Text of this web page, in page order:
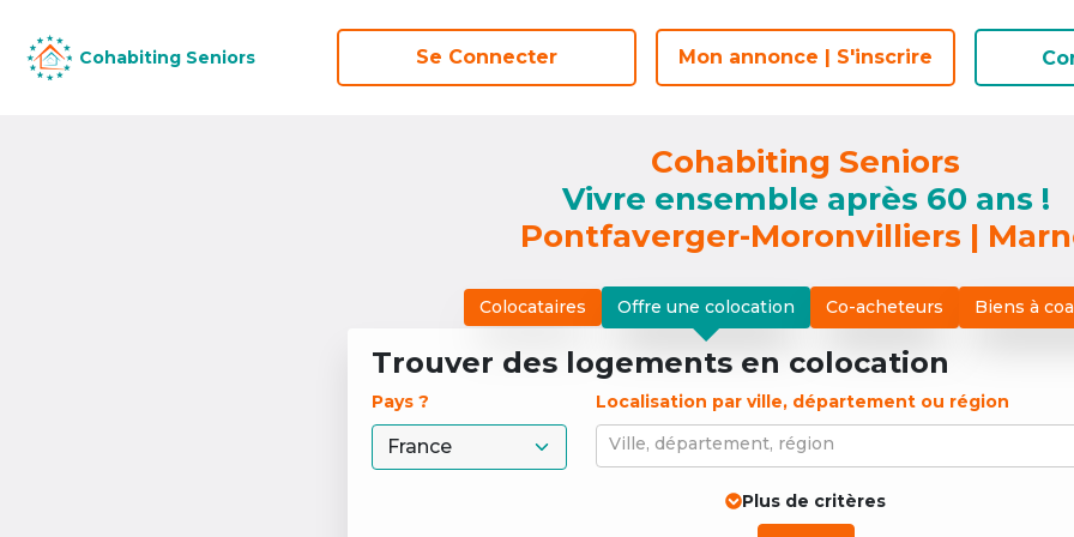
Cohabiting Seniors Se Connecter Mon annonce | S'inscrire
Cohabiting Seniors Se Connecter Mon annonce | S'inscrire
Cohabiting Seniors
Vivre ensemble après 60 ans !
Pontfaverger-Moronvilliers |
Colocataires Offre une colocation Co-acheteurs Biens à
Trouver des logements en colocation
Pays ?
Localisation par ville, département ou région
Ville, département, région
Plus de critères